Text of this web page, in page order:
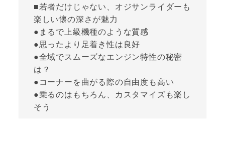
■若者だけじゃない、オジサンライダーも
楽しい懐の深さが魅力
●まるで上級機種のような質感
●思ったより足着き性は良好
●全域でスムーズなエンジン特性の秘密
は？
●コーナーを曲がる際の自由度も高い
●乗るのはもちろん、カスタマイズも楽し
そう